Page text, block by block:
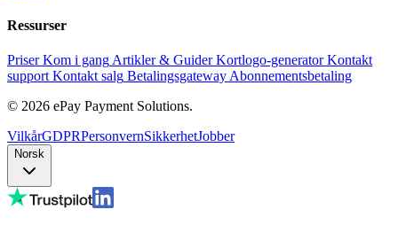
Ressurser
Priser Kom i gang Artikler & Guider Kortlogo-generator Kontakt
support Kontakt salg Betalingsgateway Abonnementsbetaling
© 2026 ePay Payment Solutions.
VilkårGDPRPersonvernSikkerhetJobber
Norsk